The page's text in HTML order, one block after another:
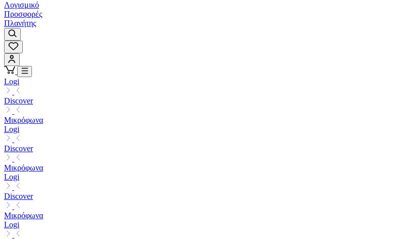
Λογισμικό
Προσφορές
Πλανήτης
Logi
Discover
Μικρόφωνα
Logi
Discover
Μικρόφωνα
Logi
Discover
Μικρόφωνα
Logi